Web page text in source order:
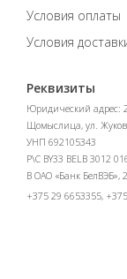
Условия оплаты
Условия
Реквизиты
Юридический адрес:
Щомыслица, ул.
УНП 692105343
Р\С BY33 BELB 3012
В ОАО «Банк БелВЭБ»,
+375 29 6653355,